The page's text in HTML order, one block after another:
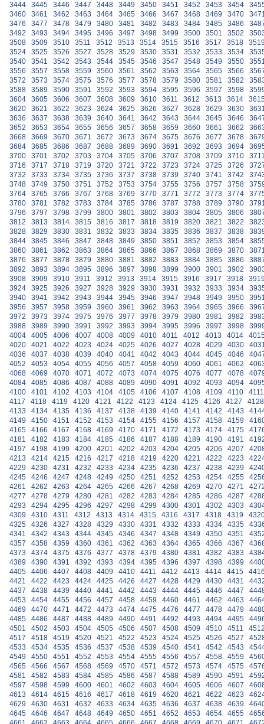
3444
3445 3446 3447 3448 3449 3450 3451 3452 3453 3454
3460
3461 3462 3463 3464 3465 3466 3467 3468 3469 3470
3476
3477 3478 3479 3480 3481 3482 3483 3484 3485 3486
3492
3493 3494 3495 3496 3497 3498 3499 3500 3501 3502
3508
3509 3510 3511 3512 3513 3514 3515 3516 3517 3518
3524
3525 3526 3527 3528 3529 3530 3531 3532 3533 3534
3540
3541 3542 3543 3544 3545 3546 3547 3548 3549 3550
3556
3557 3558 3559 3560 3561 3562 3563 3564 3565 3566
3572
3573 3574 3575 3576 3577 3578 3579 3580 3581 3582
3588
3589 3590 3591 3592 3593 3594 3595 3596 3597 3598
3604
3605 3606 3607 3608 3609 3610 3611 3612 3613 3614
3620
3621 3622 3623 3624 3625 3626 3627 3628 3629 3630
3636
3637 3638 3639 3640 3641 3642 3643 3644 3645 3646
3652
3653 3654 3655 3656 3657 3658 3659 3660 3661 3662
3668
3669 3670 3671 3672 3673 3674 3675 3676 3677 3678
3684
3685 3686 3687 3688 3689 3690 3691 3692 3693 3694
3700
3701 3702 3703 3704 3705 3706 3707 3708 3709 3710
3716
3717 3718 3719 3720 3721 3722 3723 3724 3725 3726
3732
3733 3734 3735 3736 3737 3738 3739 3740 3741 3742
3748
3749 3750 3751 3752 3753 3754 3755 3756 3757 3758
3764
3765 3766 3767 3768 3769 3770 3771 3772 3773 3774
3780
3781 3782 3783 3784 3785 3786 3787 3788 3789 3790
3796
3797 3798 3799 3800 3801 3802 3803 3804 3805 3806
3812
3813 3814 3815 3816 3817 3818 3819 3820 3821 3822
3828
3829 3830 3831 3832 3833 3834 3835 3836 3837 3838
3844
3845 3846 3847 3848 3849 3850 3851 3852 3853 3854
3860
3861 3862 3863 3864 3865 3866 3867 3868 3869 3870
3876
3877 3878 3879 3880 3881 3882 3883 3884 3885 3886
3892
3893 3894 3895 3896 3897 3898 3899 3900 3901 3902
3908
3909 3910 3911 3912 3913 3914 3915 3916 3917 3918
3924
3925 3926 3927 3928 3929 3930 3931 3932 3933 3934
3940
3941 3942 3943 3944 3945 3946 3947 3948 3949 3950
3956
3957 3958 3959 3960 3961 3962 3963 3964 3965 3966
3972
3973 3974 3975 3976 3977 3978 3979 3980 3981 3982
3988
3989 3990 3991 3992 3993 3994 3995 3996 3997 3998
4004
4005 4006 4007 4008 4009 4010 4011 4012 4013 4014
4020
4021 4022 4023 4024 4025 4026 4027 4028 4029 4030
4036
4037 4038 4039 4040 4041 4042 4043 4044 4045 4046
4052
4053 4054 4055 4056 4057 4058 4059 4060 4061 4062
4068
4069 4070 4071 4072 4073 4074 4075 4076 4077 4078
4084
4085 4086 4087 4088 4089 4090 4091 4092 4093 4094
4100
4101 4102 4103 4104 4105 4106 4107 4108 4109 4110
4111
4117
4118 4119 4120 4121 4122 4123 4124 4125 4126 4127
4128
4133
4134 4135 4136 4137 4138 4139 4140 4141 4142 4143
4149
4150 4151 4152 4153 4154 4155 4156 4157 4158 4159
4165
4166 4167 4168 4169 4170 4171 4172 4173 4174 4175
4181
4182 4183 4184 4185 4186 4187 4188 4189 4190 4191
4197
4198 4199 4200 4201 4202 4203 4204 4205 4206 4207
4213
4214 4215 4216 4217 4218 4219 4220 4221 4222 4223
4229
4230 4231 4232 4233 4234 4235 4236 4237 4238 4239
4245
4246 4247 4248 4249 4250 4251 4252 4253 4254 4255
4261
4262 4263 4264 4265 4266 4267 4268 4269 4270 4271
4277
4278 4279 4280 4281 4282 4283 4284 4285 4286 4287
4293
4294 4295 4296 4297 4298 4299 4300 4301 4302 4303
4309
4310 4311 4312 4313 4314 4315 4316 4317 4318 4319
4325
4326 4327 4328 4329 4330 4331 4332 4333 4334 4335
4341
4342 4343 4344 4345 4346 4347 4348 4349 4350 4351
4357
4358 4359 4360 4361 4362 4363 4364 4365 4366 4367
4373
4374 4375 4376 4377 4378 4379 4380 4381 4382 4383
4389
4390 4391 4392 4393 4394 4395 4396 4397 4398 4399
4405
4406 4407 4408 4409 4410 4411 4412 4413 4414 4415
4421
4422 4423 4424 4425 4426 4427 4428 4429 4430 4431
4437
4438 4439 4440 4441 4442 4443 4444 4445 4446 4447
4453
4454 4455 4456 4457 4458 4459 4460 4461 4462 4463
4469
4470 4471 4472 4473 4474 4475 4476 4477 4478 4479
4485
4486 4487 4488 4489 4490 4491 4492 4493 4494 4495
4501
4502 4503 4504 4505 4506 4507 4508 4509 4510 4511
4517
4518 4519 4520 4521 4522 4523 4524 4525 4526 4527
4533
4534 4535 4536 4537 4538 4539 4540 4541 4542 4543
4549
4550 4551 4552 4553 4554 4555 4556 4557 4558 4559
4565
4566 4567 4568 4569 4570 4571 4572 4573 4574 4575
4581
4582 4583 4584 4585 4586 4587 4588 4589 4590 4591
4597
4598 4599 4600 4601 4602 4603 4604 4605 4606 4607
4613
4614 4615 4616 4617 4618 4619 4620 4621 4622 4623
4629
4630 4631 4632 4633 4634 4635 4636 4637 4638 4639
4645
4646 4647 4648 4649 4650 4651 4652 4653 4654 4655